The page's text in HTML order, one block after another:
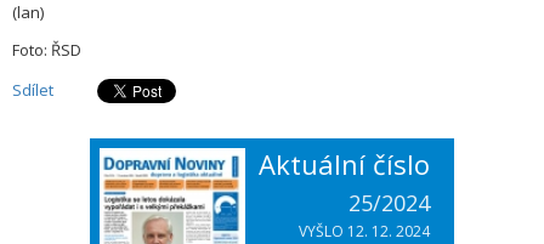
(lan)
Foto: ŘSD
Sdílet
Aktuální číslo
25/2024
VYŠLO 12. 12. 2024